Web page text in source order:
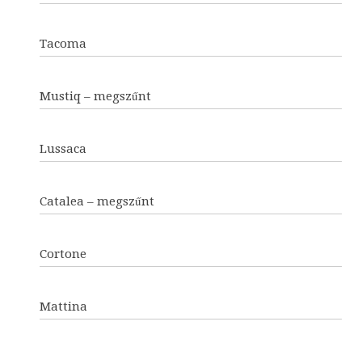
Tacoma
Mustiq – megszűnt
Lussaca
Catalea – megszűnt
Cortone
Mattina